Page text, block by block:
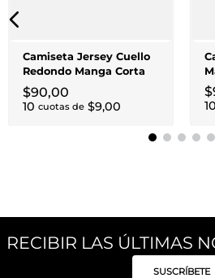
Camiseta Jersey Cuello
Redondo Manga Corta
Blanca
$90,00
10 cuotas de $9,00
$
10
RECIBIR LAS ÚLTIMAS
SUSCRÍBETE